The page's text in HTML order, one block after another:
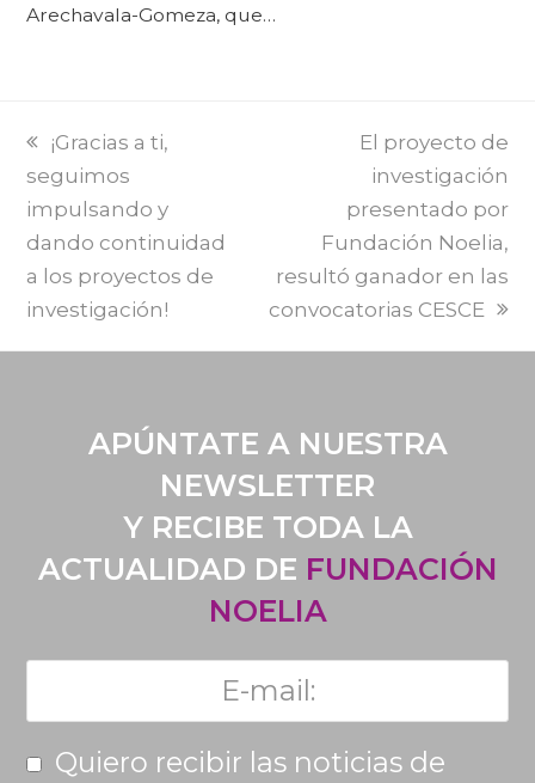
Arechavala-Gomeza, que…
¡Gracias a ti,
seguimos
impulsando y
dando continuidad
a los proyectos de
investigación!
NEXT
El proyecto de
investigación
presentado por
Fundación Noelia,
resultó ganador en las
convocatorias CESCE
APÚNTATE A NUESTRA
NEWSLETTER
Y RECIBE TODA LA
ACTUALIDAD DE FUNDACIÓN
NOELIA
Quiero recibir las noticias de